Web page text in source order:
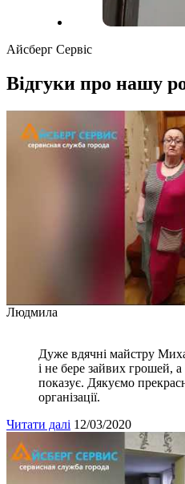
Айсберг Сервіс
Відгуки про нашу
Людмила
Дуже вдячні майстру
і не бере зайвих грошей, а
показує. Дякуємо
організації.
Читати далі 12/03/2020